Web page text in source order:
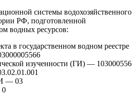
системы водохозяйственного
РФ, подготовленной
водных ресурсов:
в государственном водном реестре
изученности (ГИ) — 103000556
— 03